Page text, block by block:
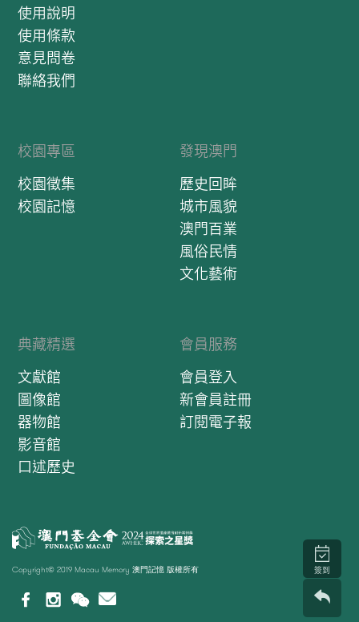
使用說明
使用條款
意見問卷
聯絡我們
校園專區
校園徵集
校園記憶
發現澳門
歷史回眸
城市風貌
澳門百業
風俗民情
文化藝術
典藏精選
文獻館
圖像館
器物館
影音館
口述歷史
會員服務
會員登入
新會員註冊
訂閱電子報
Copyright© 2019 Macau Memory 澳門記憶 版權所有 簽到